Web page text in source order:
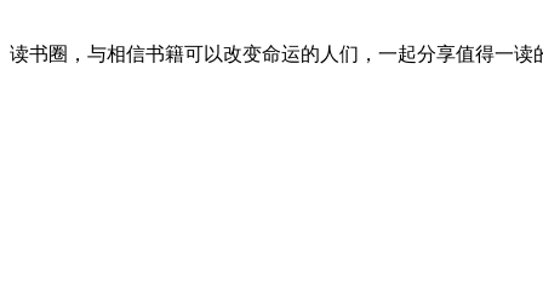
读书圈，与相信书籍可以改变命运的人们，一起分享值得一读